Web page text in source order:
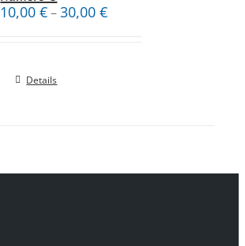
10,00€–30,00€
Details